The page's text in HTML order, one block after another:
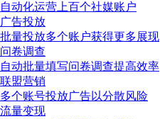
自动化运营上百个社媒账户
广告投放
批量投放多个账户获得更多展现
问卷调查
自动批量填写问卷调查提高效率
联盟营销
多个账号投放广告以分散风险
流量变现